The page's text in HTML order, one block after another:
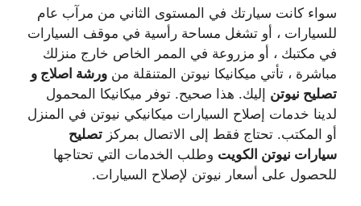
سواء كانت سيارتك في المستوى الثاني من مرآب عام
للسيارات ، أو تشغل مساحة رأسية في موقف السيارات
في مكتبك ، أو مزروعة في الممر الخاص خارج منزلك
مباشرة ، تأتي ميكانيكا نيوتن المتنقلة من ورشة اصلاج و
تصليح نيوتن إليك. هذا صحيح. توفر ميكانيكا المحمول
لدينا خدمات إصلاح السيارات ميكانيكي نيوتن في المنزل
أو المكتب. تحتاج فقط إلى الاتصال بمركز تصليح
سيارات نيوتن الكويت وطلب الخدمات التي تحتاجها
للحصول على أسعار نيوتن لإصلاح السيارات.